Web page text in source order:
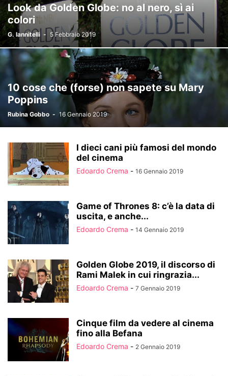
Look da Golden Globe: no al nero, sì ai
colori
G. Iannitelli - 5 Febbraio 2019
10 cose che (forse) non sapete su Mary
Poppins
Rubina Gobbo - 16 Gennaio 2019
I dieci cani più famosi del mondo
del cinema
Edoardo Crema - 16 Gennaio 2019
Game of Thrones 8: c’è la data di
uscita, e anche...
Edoardo Crema - 14 Gennaio 2019
Golden Globe 2019, il discorso di
Rami Malek in cui ringrazia...
Edoardo Crema - 7 Gennaio 2019
Cinque film da vedere al cinema
fino alla Befana
Edoardo Crema - 2 Gennaio 2019